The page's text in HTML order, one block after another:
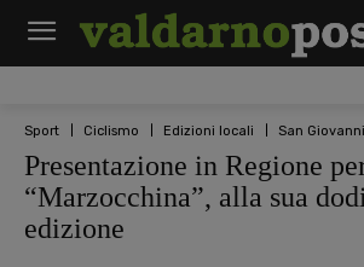
Sport Ciclismo Edizioni locali San
Presentazione in Regione
“Marzocchina”, alla sua
edizione